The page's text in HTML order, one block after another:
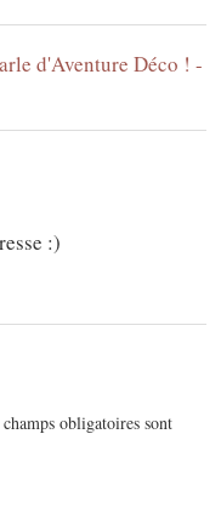
d'Aventure Déco ! -
:)
obligatoires sont